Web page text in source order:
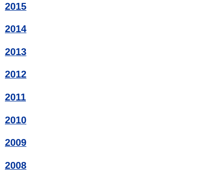
2015
2014
2013
2012
2011
2010
2009
2008